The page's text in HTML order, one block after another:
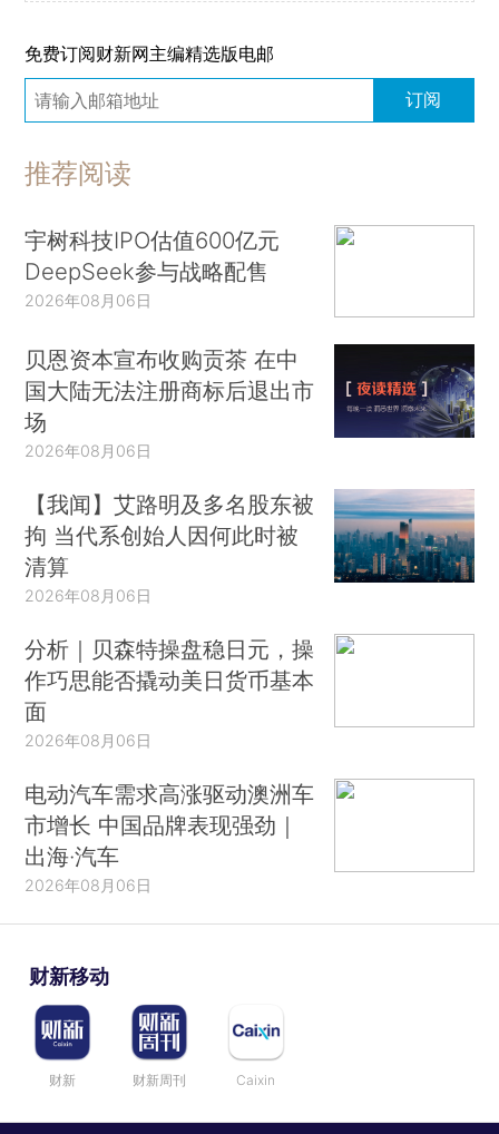
免费订阅财新网主编精选版电邮
订阅
推荐阅读
宇树科技IPO估值600亿元
DeepSeek参与战略配售
2026年08月06日
贝恩资本宣布收购贡茶 在中
国大陆无法注册商标后退出市
场
2026年08月06日
【我闻】艾路明及多名股东被
拘 当代系创始人因何此时被
清算
2026年08月06日
分析｜贝森特操盘稳日元，操
作巧思能否撬动美日货币基本
面
2026年08月06日
电动汽车需求高涨驱动澳洲车
市增长 中国品牌表现强劲｜
出海·汽车
2026年08月06日
财新移动
财新 财新周刊 Caixin